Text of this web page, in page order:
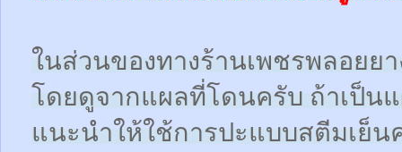
ในส่วนของทางร้านเพชรพลอยย
โดยดูจากแผลที่โดนครับ ถ้าเป็น
แนะนำให้ใช้การปะแบบสตีมเย็